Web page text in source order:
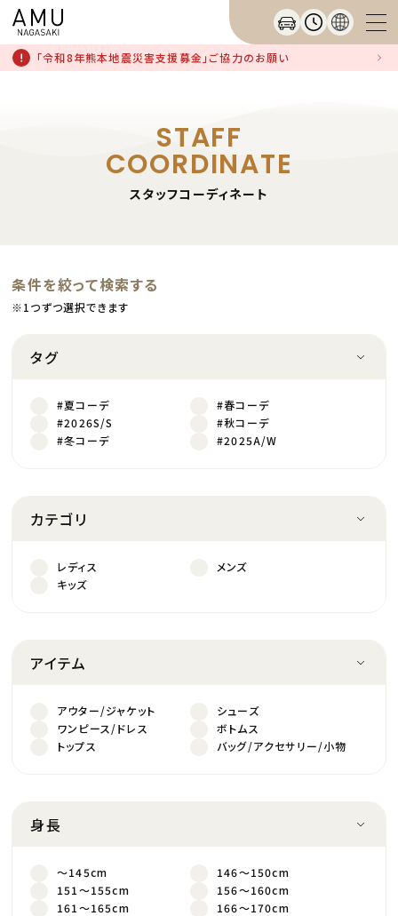
「令和8年熊本地震災害支援募金」ご協力のお願い
STAFF
COORDINATE
スタッフコーディネート
条件を絞って検索する
※1つずつ選択できます
タグ
#夏コーデ
#春コーデ
#2026S/S
#秋コーデ
#冬コーデ
#2025A/W
カテゴリ
レディス
メンズ
キッズ
アイテム
アウター/ジャケット
シューズ
ワンピース/ドレス
ボトムス
トップス
バッグ/アクセサリー/小物
身長
～145cm
146～150cm
151～155cm
156～160cm
161～165cm
166～170cm